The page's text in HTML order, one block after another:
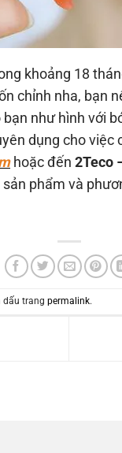
khoảng 18
chỉnh nha, bạn
như hình với
dụng cho
hoặc đến 2Teco
phẩm và
dấu trang permalink.